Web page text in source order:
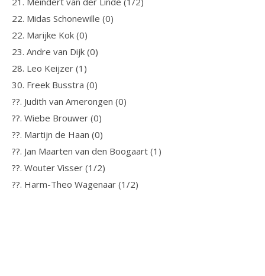
22. Midas Schonewille (0)
22. Marijke Kok (0)
23. Andre van Dijk (0)
28. Leo Keijzer (1)
30. Freek Busstra (0)
??. Judith van Amerongen (0)
??. Wiebe Brouwer (0)
??. Martijn de Haan (0)
??. Jan Maarten van den Boogaart (1)
??. Wouter Visser (1/2)
??. Harm-Theo Wagenaar (1/2)